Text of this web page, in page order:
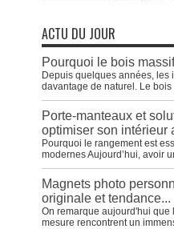
ACTU DU JOUR
Pourquoi le bois
Depuis quelques années, les
davantage de naturel. Le bois
Porte-manteaux et
optimiser son intérieur
Pourquoi le rangement est
modernes Aujourd’hui, avoir
Magnets photo
originale et tendance...
On remarque aujourd'hui que
mesure rencontrent un